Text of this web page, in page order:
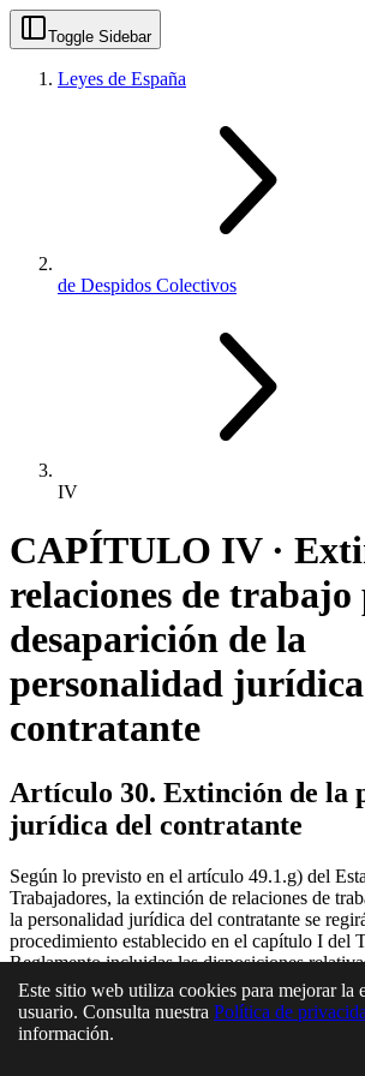
Toggle Sidebar
Leyes de España
de Despidos Colectivos
IV
CAPÍTULO IV ·
relaciones de trabajo
desaparición de la
personalidad
contratante
Artículo 30. Extinción de la
jurídica del contratante
Según lo previsto en el artículo 49.1.g) del
Trabajadores, la extinción de relaciones de
la personalidad jurídica del contratante se
procedimiento establecido en el capítulo I del
Reglamento incluidas las disposiciones
sociales de acompañamiento y al plan de
En esta página
Este sitio web utiliza cookies para mejorar la
usuario. Consulta nuestra Política de
información.